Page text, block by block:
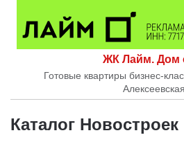
ЖК Лайм. Дом
Готовые квартиры бизнес-
Алексеевская.
Каталог Новостроек